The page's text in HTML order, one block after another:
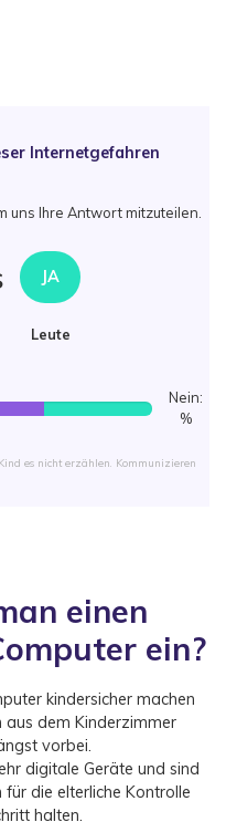
Internetgefahren
uns Ihre Antwort mitzuteilen.
JA
Leute
Nein:
%
es nicht erzählen. Kommunizieren
einen
ein?
kindersicher machen
aus dem Kinderzimmer
vorbei.
digitale Geräte und sind
die elterliche Kontrolle
halten.